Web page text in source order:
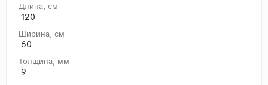
Длина, cм
120
Ширина, cм
60
Толщина, мм
9